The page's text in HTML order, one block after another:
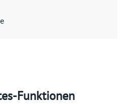
Funktionen